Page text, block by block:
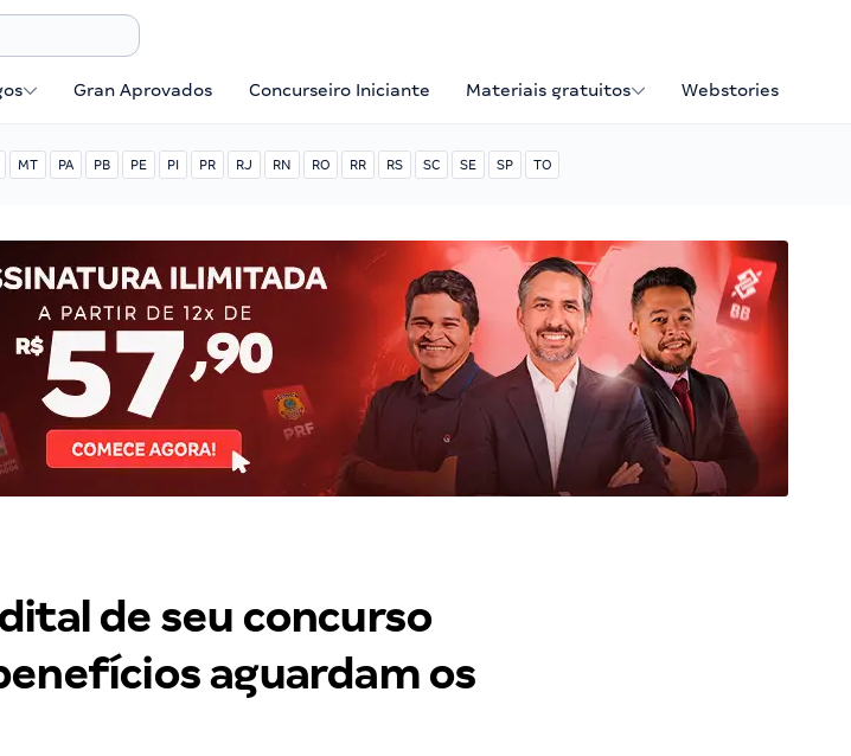
Gran Aprovados Concurseiro Iniciante Materiais gratuitos Webstories
MT PA PB PE PI PR RJ RN RO RR RS SC SE SP TO
de seu concurso
aguardam os